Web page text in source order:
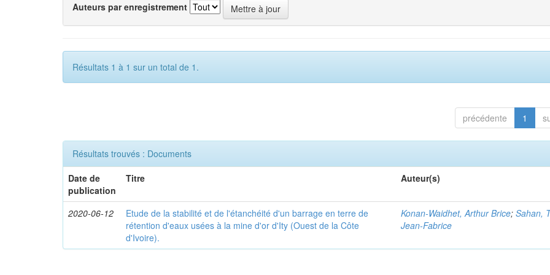
Auteurs par enregistrement
Résultats 1 à 1 sur un total de 1.
précédente 1
Résultats trouvés : Documents
Date de
publication
Titre Auteur(s)
2020-06-12
Etude de la stabilité et de l'étanchéité d'un barrage en terre de
rétention d'eaux usées à la mine d'or d'Ity (Ouest de la Côte
d'Ivoire).
Konan-Waidhet, Arthur Brice;Sahan,
Jean-Fabrice